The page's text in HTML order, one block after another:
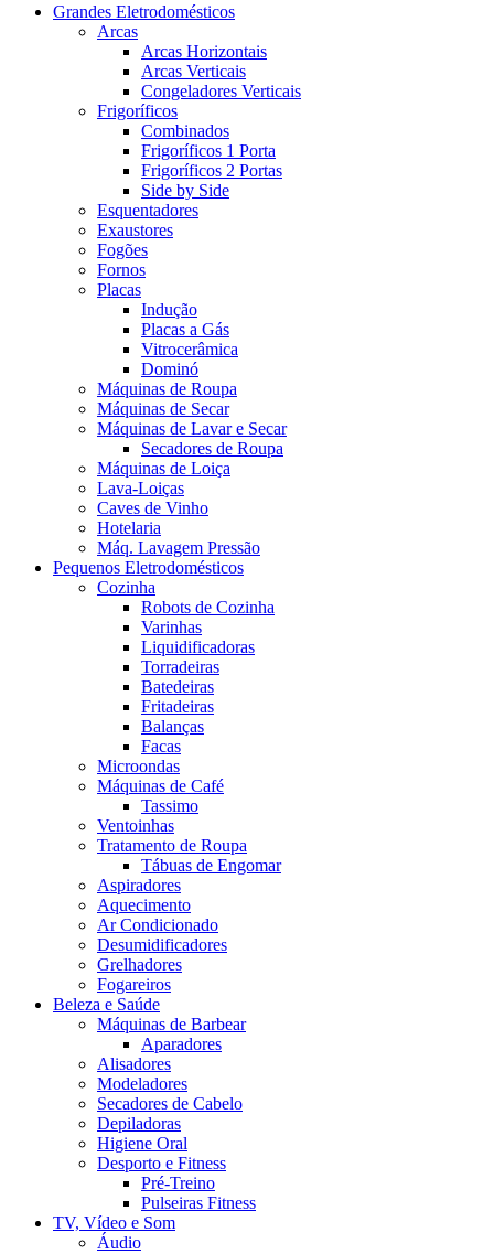
Grandes Eletrodomésticos
Arcas
Arcas Horizontais
Arcas Verticais
Congeladores Verticais
Frigoríficos
Combinados
Frigoríficos 1 Porta
Frigoríficos 2 Portas
Side by Side
Esquentadores
Exaustores
Fogões
Fornos
Placas
Indução
Placas a Gás
Vitrocerâmica
Dominó
Máquinas de Roupa
Máquinas de Secar
Máquinas de Lavar e Secar
Secadores de Roupa
Máquinas de Loiça
Lava-Loiças
Caves de Vinho
Hotelaria
Máq. Lavagem Pressão
Pequenos Eletrodomésticos
Cozinha
Robots de Cozinha
Varinhas
Liquidificadoras
Torradeiras
Batedeiras
Fritadeiras
Balanças
Facas
Microondas
Máquinas de Café
Tassimo
Ventoinhas
Tratamento de Roupa
Tábuas de Engomar
Aspiradores
Aquecimento
Ar Condicionado
Desumidificadores
Grelhadores
Fogareiros
Beleza e Saúde
Máquinas de Barbear
Aparadores
Alisadores
Modeladores
Secadores de Cabelo
Depiladoras
Higiene Oral
Desporto e Fitness
Pré-Treino
Pulseiras Fitness
TV, Vídeo e Som
Áudio